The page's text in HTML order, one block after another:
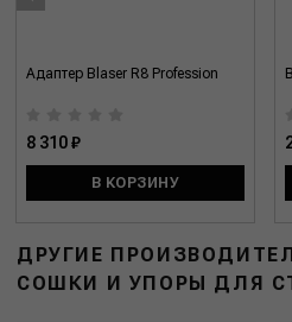
Адаптер Blaser R8 Profession
8 310 ₽
В КОРЗИНУ
ДРУГИЕ
СОШКИ И УПОРЫ ДЛЯ